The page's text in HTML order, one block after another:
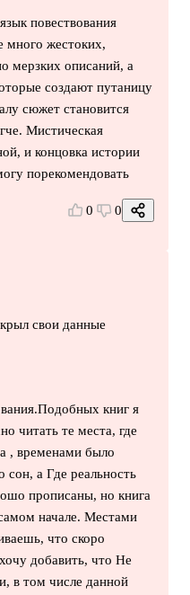
повествования
много жестоких,
мерзких описаний, а
создают путаницу
сюжет становится
Мистическая
и концовка истории
порекомендовать
0 0
свои данные
книг я
читать те места, где
, временами было
сон, а Где реальность
прописаны, но книга
начале. Местами
что скоро
добавить, что Не
в том числе данной